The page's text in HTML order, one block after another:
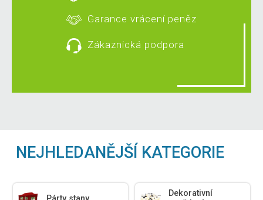
Garance vrácení peněz
Zákaznická podpora
NEJHLEDANĚJŠÍ KATEGORIE
Dekorativní